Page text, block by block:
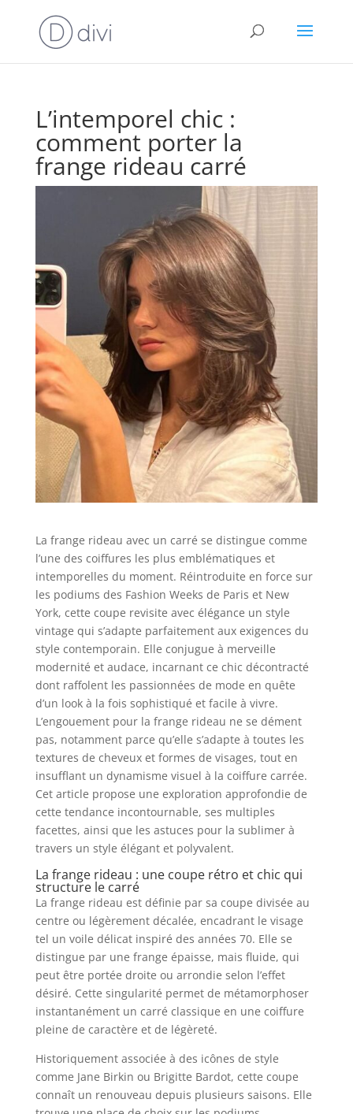
L’intemporel chic :
comment porter la
frange rideau carré
La frange rideau avec un carré se distingue comme
l’une des coiffures les plus emblématiques et
intemporelles du moment. Réintroduite en force sur
les podiums des Fashion Weeks de Paris et New
York, cette coupe revisite avec élégance un style
vintage qui s’adapte parfaitement aux exigences du
style contemporain. Elle conjugue à merveille
modernité et audace, incarnant ce chic décontracté
dont raffolent les passionnées de mode en quête
d’un look à la fois sophistiqué et facile à vivre.
L’engouement pour la frange rideau ne se dément
pas, notamment parce qu’elle s’adapte à toutes les
textures de cheveux et formes de visages, tout en
insufflant un dynamisme visuel à la coiffure carrée.
Cet article propose une exploration approfondie de
cette tendance incontournable, ses multiples
facettes, ainsi que les astuces pour la sublimer à
travers un style élégant et polyvalent.
La frange rideau : une coupe rétro et chic qui
structure le carré
La frange rideau est définie par sa coupe divisée au
centre ou légèrement décalée, encadrant le visage
tel un voile délicat inspiré des années 70. Elle se
distingue par une frange épaisse, mais fluide, qui
peut être portée droite ou arrondie selon l’effet
désiré. Cette singularité permet de métamorphoser
instantanément un carré classique en une coiffure
pleine de caractère et de légèreté.
Historiquement associée à des icônes de style
comme Jane Birkin ou Brigitte Bardot, cette coupe
connaît un renouveau depuis plusieurs saisons. Elle